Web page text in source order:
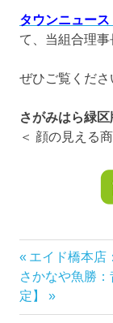
タウンニュー
て、当組合理事
ぜひご覧くださ
さがみはら緑
＜ 顔の見える
投
稿
前
の
記
事:
エイド橋本店
次
の
記
さかなや魚勝
定】